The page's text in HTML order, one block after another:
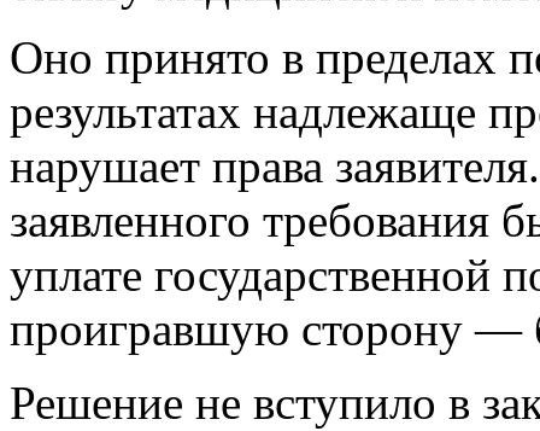
Оно принято в пределах
результатах надлежаще
нарушает права
заявленного требования
уплате государственной
проигравшую сторону —
Решение не вступило в